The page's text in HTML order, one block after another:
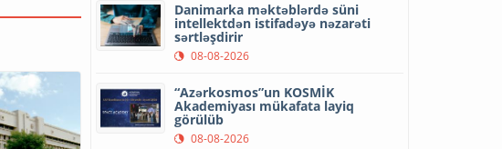
Danimarka məktəblərdə süni
intellektdən istifadəyə nəzarəti
sərtləşdirir
08-08-2026
“Azərkosmos”un KOSMİK
Akademiyası mükafata layiq
görülüb
08-08-2026